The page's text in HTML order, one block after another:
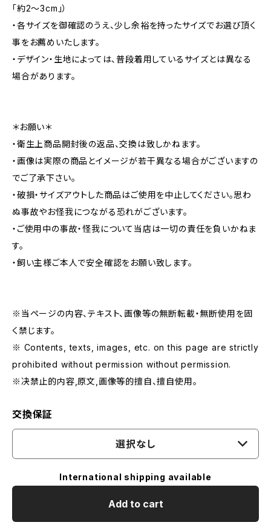
「約2～3cm」）
・各サイズを御確認のうえ、少し余裕を持ったサイズでお選び頂く
事をお薦めいたします。
・デザイン・生地によっては、普段着用しているサイズとは異なる
場合があります。
＊お願い＊
・衛生上商品開封後の返品、交換は致しかねます。
・画像は実際の商品とイメージが若干異なる場合がございますの
でご了承下さい。
・破損・サイズアウトした商品はご使用を中止してください。思わ
ぬ事故やお怪我につながる恐れがございます。
・ご使用中の事故・怪我について当店は一切の責任を負いかねま
す。
・飼い主様ご本人で安全確認をお願い致します。
※当ページの内容、テキスト、画像等の無断転載・無断使用を固
く禁じます。
※ Contents, texts, images, etc. on this page are strictly
prohibited without permission without permission.
※决禁止的内容,原文,画像等的擅自、擅自使用。
交換保証
選択なし
International shipping available
Add to cart